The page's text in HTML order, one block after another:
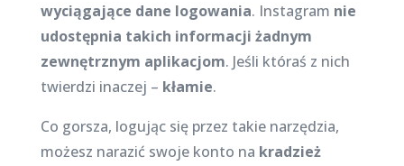
wyciągające dane logowania. Instagram nie
udostępnia takich informacji żadnym
zewnętrznym aplikacjom. Jeśli któraś z nich
twierdzi inaczej – kłamie.
Co gorsza, logując się przez takie narzędzia,
możesz narazić swoje konto na kradzież